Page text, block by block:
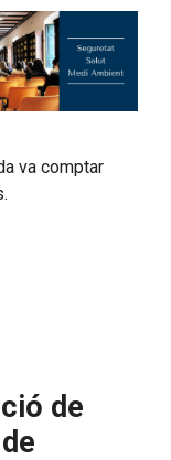
va comptar
de